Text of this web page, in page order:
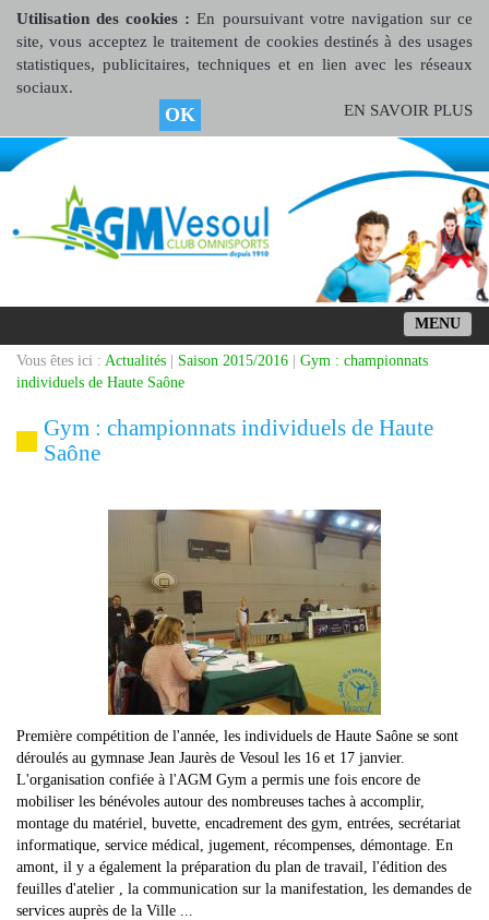
Utilisation des cookies :En poursuivant votre navigation sur ce
site, vous acceptez le traitement de cookies destinés à des usages
statistiques, publicitaires, techniques et en lien avec les réseaux
sociaux.
OK EN SAVOIR PLUS
MENU
Vous êtes ici : Actualités Saison 2015/2016
Gym : championnats
individuels de Haute Saône
Gym : championnats individuels de Haute
Saône
Première compétition de l'année, les individuels de Haute Saône se sont
déroulés au gymnase Jean Jaurès de Vesoul les 16 et 17 janvier.
L'organisation confiée à l'AGM Gym a permis une fois encore de
mobiliser les bénévoles autour des nombreuses taches à accomplir,
montage du matériel, buvette, encadrement des gym, entrées, secrétariat
informatique, service médical, jugement, récompenses, démontage. En
amont, il y a également la préparation du plan de travail, l'édition des
feuilles d'atelier , la communication sur la manifestation, les demandes de
services auprès de la Ville ...